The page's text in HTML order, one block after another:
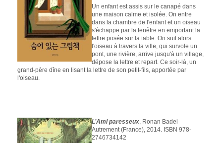
Un enfant est assis sur le canapé dans
une maison calme et isolée. On entre
dans la chambre de l'enfant et un oiseau
s'échappe par la fenêtre en emportant la
lettre posée sur la table. On suit alors
l'oiseau à travers la ville, qui survole un
pont, une rivière, arrive jusqu'à un village,
dépose la lettre et repart. Ce soir-là, un
grand-père dîne en lisant la lettre de son petit-fils, apportée par
l'oiseau.
L’Ami paresseux, Ronan Badel
Autrement (France), 2014. ISBN 978-
2746734142